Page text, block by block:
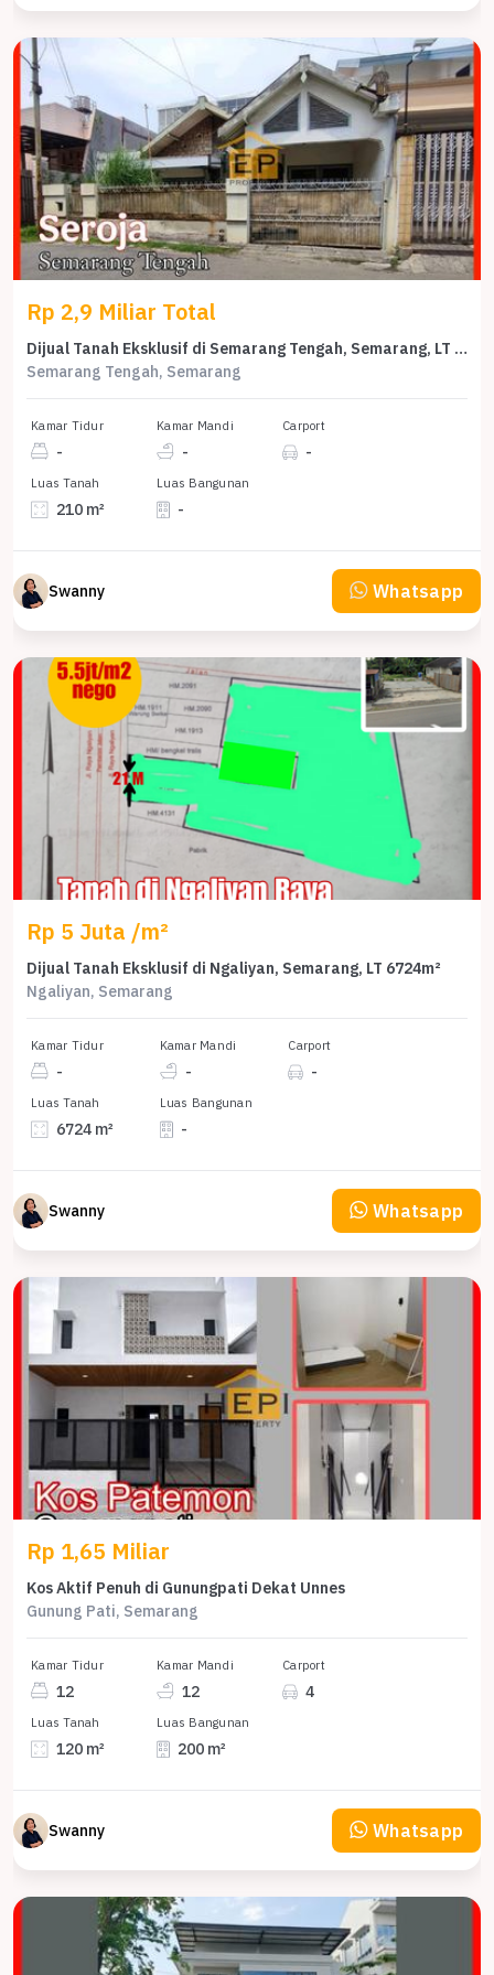
Rp 2,9 Miliar Total
Dijual Tanah Eksklusif di Semarang Tengah, Semarang, LT 210m²
Semarang Tengah, Semarang
Kamar Tidur
-
Kamar Mandi
-
Carport
-
Luas Tanah
210 m²
Luas Bangunan
-
Swanny Whatsapp
Rp 5 Juta /m²
Dijual Tanah Eksklusif di Ngaliyan, Semarang, LT 6724m²
Ngaliyan, Semarang
Kamar Tidur
-
Kamar Mandi
-
Carport
-
Luas Tanah
6724 m²
Luas Bangunan
-
Swanny Whatsapp
Rp 1,65 Miliar
Kos Aktif Penuh di Gunungpati Dekat Unnes
Gunung Pati, Semarang
Kamar Tidur
12
Kamar Mandi
12
Carport
4
Luas Tanah
120 m²
Luas Bangunan
200 m²
Swanny Whatsapp